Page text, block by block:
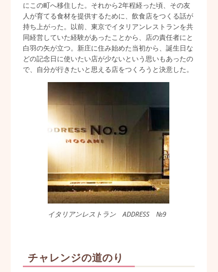
にこの町へ移住した。それから2年程経った頃、その友
人が育てる食材を提供するために、飲食店をつくる話が
持ち上がった。以前、東京でイタリアンレストランを共
同経営していた経験があったことから、店の責任者にと
白羽の矢が立つ。新庄に住み始めた当初から、誕生日な
どの記念日に使いたい店が少ないという思いもあったの
で、自分が行きたいと思える店をつくろうと決意した。
イタリアンレストラン ADDRESS №9
チャレンジの道のり